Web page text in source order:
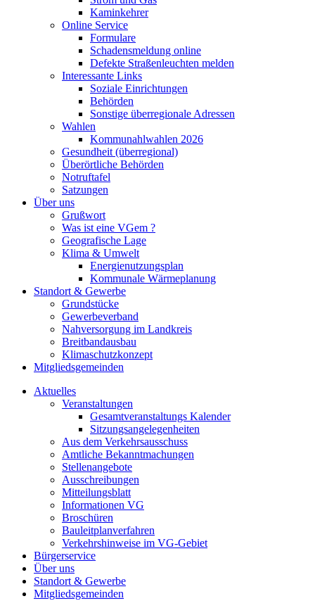
Kaminkehrer
Online Service
Formulare
Schadensmeldung online
Defekte Straßenleuchten melden
Interessante Links
Soziale Einrichtungen
Behörden
Sonstige überregionale Adressen
Wahlen
Kommunahlwahlen 2026
Gesundheit (überregional)
Überörtliche Behörden
Notruftafel
Satzungen
Über uns
Grußwort
Was ist eine VGem ?
Geografische Lage
Klima & Umwelt
Energienutzungsplan
Kommunale Wärmeplanung
Standort & Gewerbe
Grundstücke
Gewerbeverband
Nahversorgung im Landkreis
Breitbandausbau
Klimaschutzkonzept
Mitgliedsgemeinden
Aktuelles
Veranstaltungen
Gesamtveranstaltungs Kalender
Sitzungsangelegenheiten
Aus dem Verkehrsausschuss
Amtliche Bekanntmachungen
Stellenangebote
Ausschreibungen
Mitteilungsblatt
Informationen VG
Broschüren
Bauleitplanverfahren
Verkehrshinweise im VG-Gebiet
Bürgerservice
Über uns
Standort & Gewerbe
Mitgliedsgemeinden